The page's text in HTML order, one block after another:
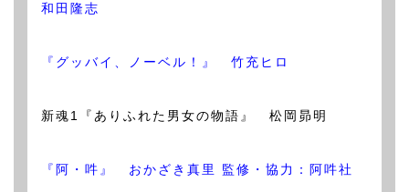
和田隆志
『グッバイ、ノーベル！』 竹充ヒロ
新魂1『ありふれた男女の物語』 松岡昴明
『阿・吽』 おかざき真里 監修・協力：阿吽社